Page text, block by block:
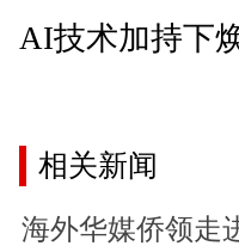
AI技术加持下
相关新闻
海外华媒侨领走